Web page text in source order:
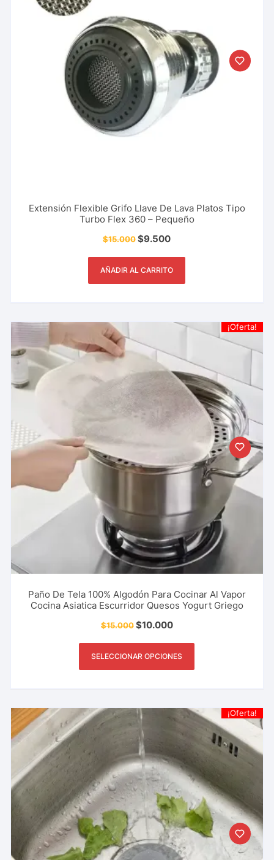
Extensión Flexible Grifo Llave De Lava Platos Tipo
Turbo Flex 360 – Pequeño
$15.000$9.500
AÑADIR AL CARRITO
¡Oferta!
Paño De Tela 100% Algodón Para Cocinar Al Vapor
Cocina Asiatica Escurridor Quesos Yogurt Griego
$15.000$10.000
SELECCIONAR OPCIONES
¡Oferta!